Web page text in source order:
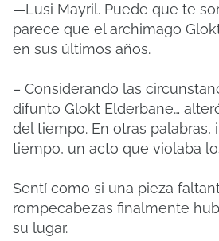
—Lusi Mayril. Puede que te
parece que el archimago
en sus últimos años.
– Considerando las
difunto Glokt Elderbane…
del tiempo. En otras palabras,
tiempo, un acto que violaba
Sentí como si una pieza
rompecabezas finalmente
su lugar.